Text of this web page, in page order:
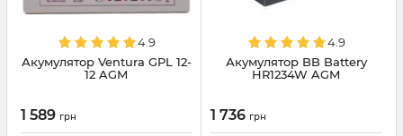
4.9
Акумулятор Ventura GPL 12-
12 AGM
1 589 грн
4.9
Акумулятор BB Battery
HR1234W AGM
1 736 грн